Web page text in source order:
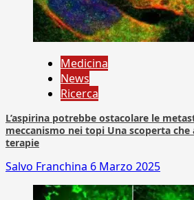
Medicina
News
Ricerca
L’aspirina potrebbe ostacolare le
meccanismo nei topi Una scoperta
terapie
Salvo Franchina 6 Marzo 2025